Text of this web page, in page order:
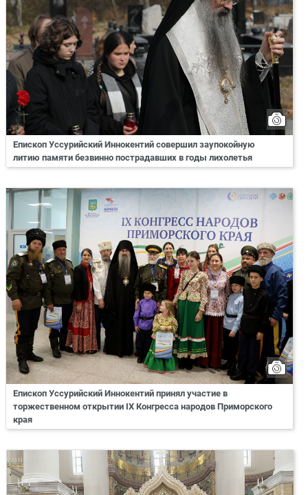
Епископ Уссурийский Иннокентий совершил заупокойную
литию памяти безвинно пострадавших в годы лихолетья
Епископ Уссурийский Иннокентий принял участие в
торжественном открытии IX Конгресса народов Приморского
края